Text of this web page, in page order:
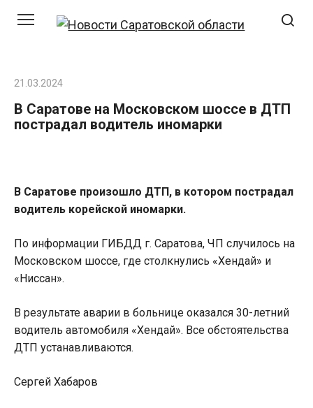
21.03.2024
В Саратове на Московском шоссе в ДТП
пострадал водитель иномарки
В Саратове произошло ДТП, в котором пострадал
водитель корейской иномарки.
По информации ГИБДД г. Саратова, ЧП случилось на
Московском шоссе, где столкнулись «Хендай» и
«Ниссан».
В результате аварии в больнице оказался 30-летний
водитель автомобиля «Хендай». Все обстоятельства
ДТП устанавливаются.
Сергей Хабаров